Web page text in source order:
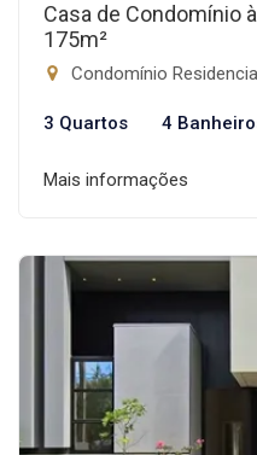
Casa de Condomínio
175m²
Condomínio
3 Quartos 4
Mais informações